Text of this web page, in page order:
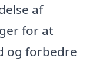
af
for at
og forbedre